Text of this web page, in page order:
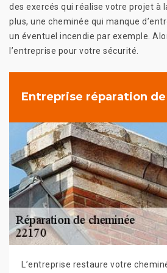
des exercés qui réalise votre projet à
plus, une cheminée qui manque
un éventuel incendie par exemple.
l’entreprise pour votre sécurité.
Entreprise réparation
L’entreprise restaure votre